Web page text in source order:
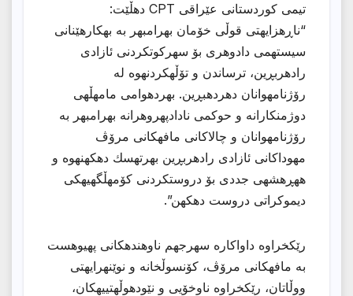
تیمی كوردستانی عێراقی CPT دهڵێت:
“ناڕهزایهتی قوڵی خۆمان بهرامبهر به بهكارهێنانی
سیستهمی دادوهری بۆ سهركوتكردنی ئازادی
رادهربڕین، ترساندن و تۆڵهكردنهوه له
رۆژنامهوانان دهردهبڕین. بهردهوامی مامهڵهی
دوژمنكارانه و حوكمی نادادپهروهرانه بهرامبهر به
رۆژنامهوانان و چالاكانی مافهكانی مرۆڤ
مهوداكانی ئازادی رادهربڕین بهرتهسك دهكهنهوه و
ههڕهشهی جددی بۆ دروستكردنی كۆمهڵگهیهكی
دیموكراتی دروست دهكهن”.
رێكخراوه داواكاره سهرجهم ناوهندهكانی پهیوهست
به مافهكانی مرۆڤ، كۆنسوڵخانه و نوێنهرایهتی
ووڵاتان، رێكخراوه ناوخۆیی و نێودهوڵهتییهكان،